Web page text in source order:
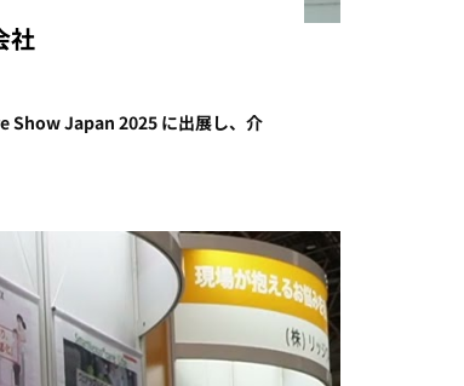
社
Show Japan 2025 に出展し、介